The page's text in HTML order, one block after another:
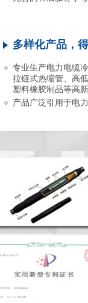
多样化产品，
专业生产电力电缆
拉链式热缩管、高
塑料橡胶制品等高
产品广泛引用于电